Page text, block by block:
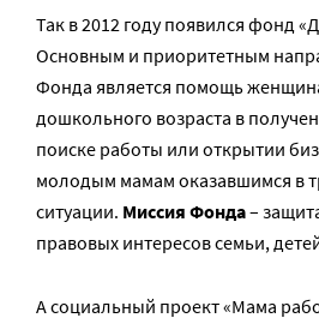
Так в 2012 году появился фонд
Основным и приоритетным
Фонда является помощь
дошкольного возраста в
поиске работы или открытии
молодым мамам оказавшимся в
ситуации. Миссия Фонда–
правовых интересов семьи,
А социальный проект «Мама